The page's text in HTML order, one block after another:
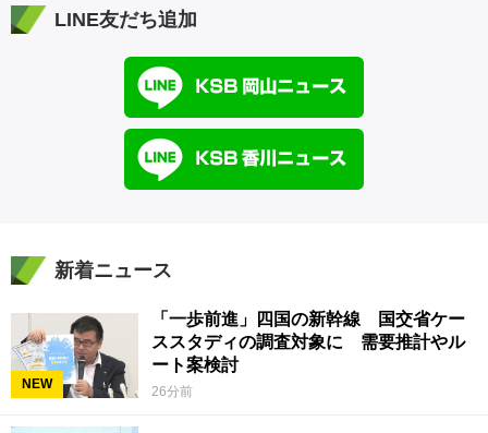
LINE友だち追加
新着ニュース
NEW
「一歩前進」四国の新幹線 国交省ケー
ススタディの調査対象に 需要推計やル
ート案検討
26分前